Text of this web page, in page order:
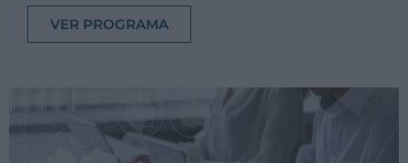
VER PROGRAMA